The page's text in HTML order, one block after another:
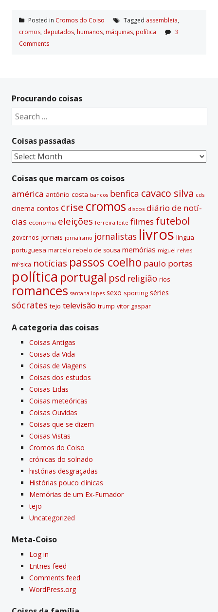
Posted in Cromos do Coiso Tagged assembleia,
cromos, deputados, humanos, máquinas, polí­tica
3
Comments
Procurando coisas
Search
for:
Coisas passadas
Coisas
Coisas que marcam os coisos
américa antónio costa bancos benfica cavaco silva cds
cinema contos crise cromos discos diário de notí­
cias economia eleições ferreira leite filmes futebol
governos jornais jornalismo jornalistas livros lí­ngua
portuguesa marcelo rebelo de sousa memórias miguel relvas
míºsica notí­cias passos coelho paulo portas
polí­tica portugal psd religião rios
romances santana lopes sexo sporting séries
sócrates tejo televisão trump vitor gaspar
A categoria das coisas
Coisas Antigas
Coisas da Vida
Coisas de Viagens
Coisas dos estudos
Coisas Lidas
Coisas meteóricas
Coisas Ouvidas
Coisas que se dizem
Coisas Vistas
Cromos do Coiso
crónicas do solnado
histórias desgraçadas
Histórias pouco clí­nicas
Memórias de um Ex-Fumador
tejo
Uncategorized
Meta-Coiso
Log in
Entries feed
Comments feed
WordPress.org